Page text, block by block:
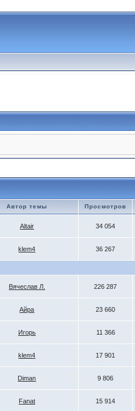
Автор темы Просмотров
Altair 34 054
klem4 36 267
Вячеслав Л. 226 287
Айра 23 660
Игорь 11 366
klem4 17 901
Diman 9 806
Fanat 15 914